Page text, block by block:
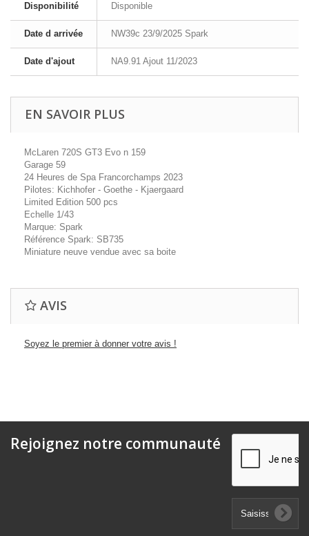
Disponibilité Disponible
Date d arrivée NW39c 23/9/2025 Spark
Date d'ajout NA9.91 Ajout 11/2023
EN SAVOIR PLUS
McLaren 720S GT3 Evo n 159
Garage 59
24 Heures de Spa Francorchamps 2023
Pilotes: Kichhofer - Goethe - Kjaergaard
Limited Edition 500 pcs
Echelle 1/43
Marque: Spark
Référence Spark: SB735
Miniature neuve vendue avec sa boite
AVIS
Soyez le premier à donner votre avis !
Rejoignez notre communauté